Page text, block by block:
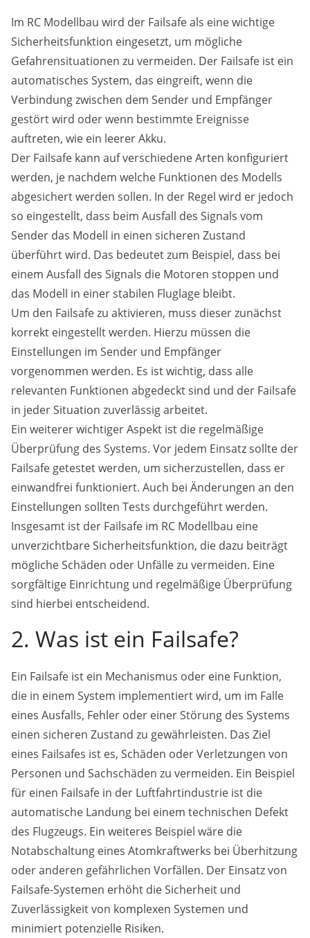
Im RC Modellbau wird der Failsafe als eine wichtige
Sicherheitsfunktion eingesetzt, um mögliche
Gefahrensituationen zu vermeiden. Der Failsafe ist ein
automatisches System, das eingreift, wenn die
Verbindung zwischen dem Sender und Empfänger
gestört wird oder wenn bestimmte Ereignisse
auftreten, wie ein leerer Akku.
Der Failsafe kann auf verschiedene Arten konfiguriert
werden, je nachdem welche Funktionen des Modells
abgesichert werden sollen. In der Regel wird er jedoch
so eingestellt, dass beim Ausfall des Signals vom
Sender das Modell in einen sicheren Zustand
überführt wird. Das bedeutet zum Beispiel, dass bei
einem Ausfall des Signals die Motoren stoppen und
das Modell in einer stabilen Fluglage bleibt.
Um den Failsafe zu aktivieren, muss dieser zunächst
korrekt eingestellt werden. Hierzu müssen die
Einstellungen im Sender und Empfänger
vorgenommen werden. Es ist wichtig, dass alle
relevanten Funktionen abgedeckt sind und der Failsafe
in jeder Situation zuverlässig arbeitet.
Ein weiterer wichtiger Aspekt ist die regelmäßige
Überprüfung des Systems. Vor jedem Einsatz sollte der
Failsafe getestet werden, um sicherzustellen, dass er
einwandfrei funktioniert. Auch bei Änderungen an den
Einstellungen sollten Tests durchgeführt werden.
Insgesamt ist der Failsafe im RC Modellbau eine
unverzichtbare Sicherheitsfunktion, die dazu beiträgt
mögliche Schäden oder Unfälle zu vermeiden. Eine
sorgfältige Einrichtung und regelmäßige Überprüfung
sind hierbei entscheidend.
2. Was ist ein Failsafe?
Ein Failsafe ist ein Mechanismus oder eine Funktion,
die in einem System implementiert wird, um im Falle
eines Ausfalls, Fehler oder einer Störung des Systems
einen sicheren Zustand zu gewährleisten. Das Ziel
eines Failsafes ist es, Schäden oder Verletzungen von
Personen und Sachschäden zu vermeiden. Ein Beispiel
für einen Failsafe in der Luftfahrtindustrie ist die
automatische Landung bei einem technischen Defekt
des Flugzeugs. Ein weiteres Beispiel wäre die
Notabschaltung eines Atomkraftwerks bei Überhitzung
oder anderen gefährlichen Vorfällen. Der Einsatz von
Failsafe-Systemen erhöht die Sicherheit und
Zuverlässigkeit von komplexen Systemen und
minimiert potenzielle Risiken.